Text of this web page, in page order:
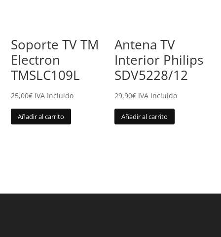
Soporte TV TM
Electron
TMSLC109L
25,00€ IVA Incluido
Añadir al carrito
Antena TV
Interior Philips
SDV5228/12
29,90€ IVA Incluido
Añadir al carrito